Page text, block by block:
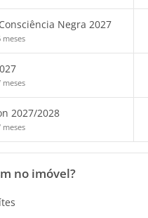
Negra 2027
meses
meses
2027/2028
meses
no imóvel?